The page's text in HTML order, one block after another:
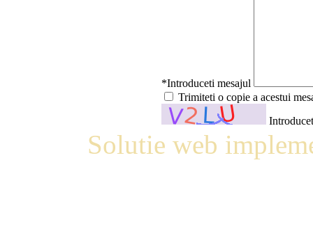
*Introduceti mesajul
Trimiteti o copie a acestui
Solutie web